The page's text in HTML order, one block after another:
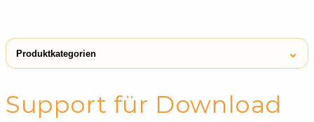
Produktkategorien ⌄
Support für Download